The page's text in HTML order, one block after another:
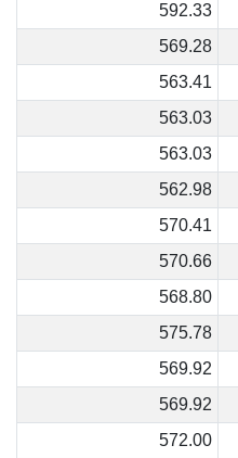
592.33
569.28
563.41
563.03
563.03
562.98
570.41
570.66
568.80
575.78
569.92
569.92
572.00